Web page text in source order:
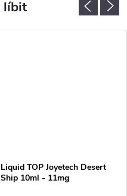
Liquid TOP Joyetech Desert
Ship 10ml - 11mg